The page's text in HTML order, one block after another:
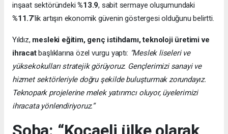
inşaat sektöründeki%13.9, sabit sermaye oluşumundaki
%11.7’lik artışın ekonomik güvenin göstergesi olduğunu belirtti.
Yıldız, mesleki eğitim, genç istihdamı, teknoloji üretimi ve
ihracatbaşlıklarına özel vurgu yaptı: “Meslek liseleri ve
yüksekokulları stratejik görüyoruz. Gençlerimizi sanayi ve
hizmet sektörleriyle doğru şekilde buluşturmak zorundayız.
Teknopark projelerine melek yatırımcı oluyor, üyelerimizi
ihracata yönlendiriyoruz.”